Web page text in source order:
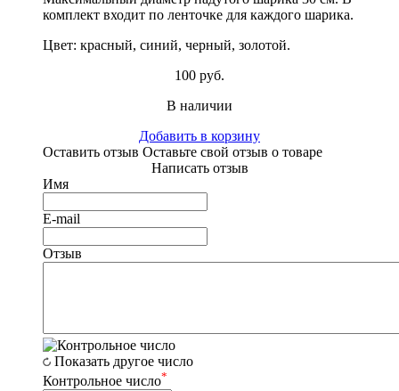
комплект входит по ленточке для каждого шарика.
Цвет: красный, синий, черный, золотой.
100 руб.
В наличии
Добавить в корзину
Оставить отзыв Оставьте свой отзыв о товаре
Написать отзыв
Имя
E-mail
Отзыв
Показать другое число
Контрольное число*